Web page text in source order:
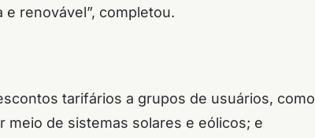
renovável”, completou.
tarifários a grupos de usuários, como
meio de sistemas solares e eólicos; e